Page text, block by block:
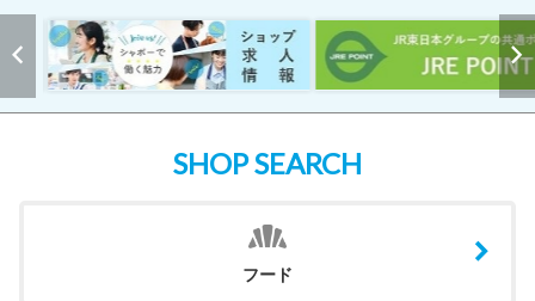
SHOP SEARCH
フード